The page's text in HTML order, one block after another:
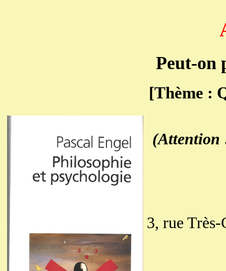
Peut-on
[Thème :
(Attention
3, rue